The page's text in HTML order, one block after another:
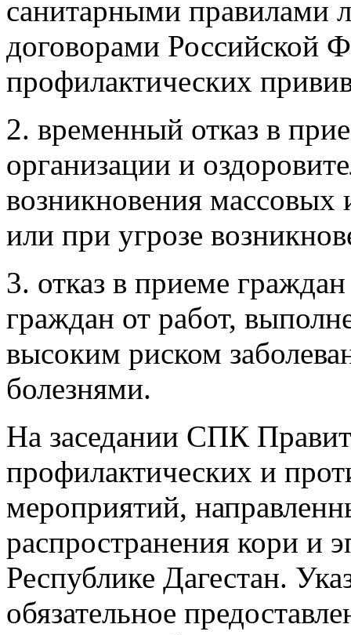
санитарными правилами
договорами Российской
профилактических
2. временный отказ в
организации и
возникновения
или при угрозе
3. отказ в приеме
граждан от работ,
высоким риском
болезнями.
На заседании СПК
профилактических и
мероприятий,
распространения кори и
Республике Дагестан.
обязательное